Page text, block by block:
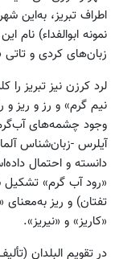
اطراف تبریز، به‌این
نمونه ابوالفداء)
زبان‌های کردی و تاتی
لرد کرزن نیز تبریز
نیم گرم» و رز و ریز
وجود چشمه‌های
آیلرس -زبان‌شناس
دانسته و احتمال
«رود آب گرم» تشکیل
تفتان) و ریز
«کاریز» و «نیریز».